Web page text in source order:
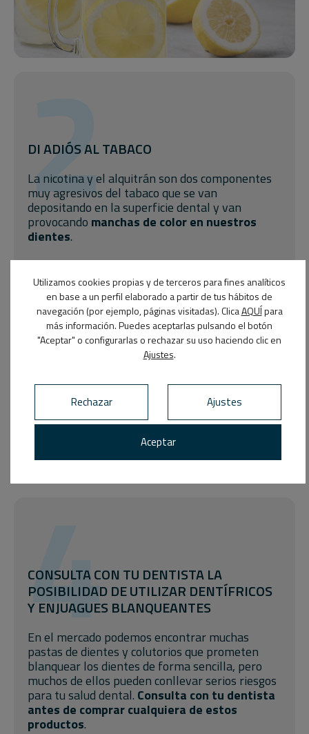
2
DI ADIÓS AL TABACO
La nicotina y el alquitrán son dos componentes
muy agresivos del tabaco que se van
depositando en la superficie dental y van
provocando manchas de color en nuestros
dientes.
3
Mantener unaconstante higiene bucales muy
importante para seguir disfrutando de tus
dientes blancos. Haz un buen uso del cepillo de
dientes y los hilos dentales tras cada comida.
4
CONSULTA CON TU DENTISTA LA
POSIBILIDAD DE UTILIZAR DENTÍFRICOS
Y ENJUAGUES BLANQUEANTES
En el mercado podemos encontrar muchas
pastas de dientes y colutorios que prometen
blanquear los dientes de forma sencilla, pero
muchos de ellos pueden conllevar serios riesgos
para tu salud dental. Consulta con tu dentista
antes de comprar cualquiera de estos
productos.
Utilizamos cookies propias y de terceros para fines analíticos
en base a un perfil elaborado a partir de tus hábitos de
navegación (por ejemplo, páginas visitadas). ClicaAQUÍpara
más información. Puedes aceptarlas pulsando el botón
"Aceptar" o configurarlas o rechazar su uso haciendo clic en
Ajustes.
Aceptar
Rechazar Ajustes